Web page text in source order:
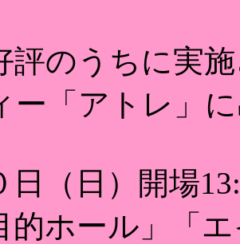
評のうちに実
ー「アトレ」
日（日）開場
的ホール」「